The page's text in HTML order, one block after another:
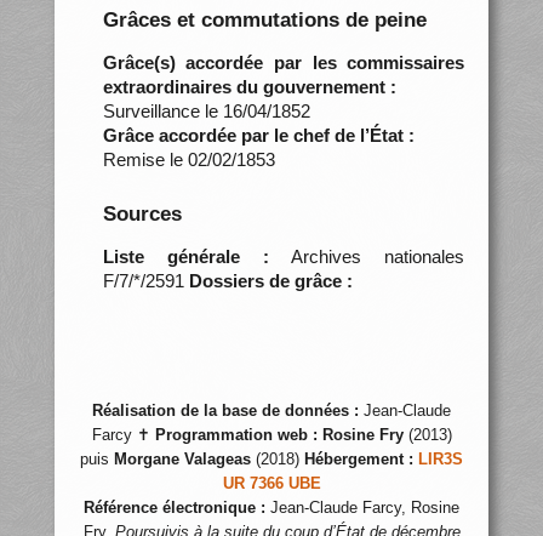
Grâces et commutations de peine
Grâce(s) accordée par les commissaires
extraordinaires du gouvernement :
Surveillance le 16/04/1852
Grâce accordée par le chef de l’État :
Remise le 02/02/1853
Sources
Liste générale : Archives nationales
F/7/*/2591 Dossiers de grâce :
Réalisation de la base de données : Jean-Claude
Farcy ✝ Programmation web : Rosine Fry(2013)
puis Morgane Valageas (2018) Hébergement : LIR3S
UR 7366 UBE
Référence électronique : Jean-Claude Farcy, Rosine
Fry, Poursuivis à la suite du coup d’État de décembre